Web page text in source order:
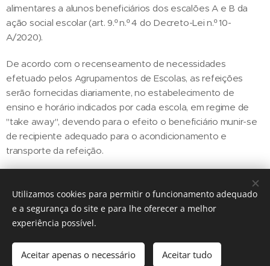
alimentares a alunos beneficiários dos escalões A e B da
ação social escolar (art. 9.º n.º 4 do Decreto-Lei n.º 10-
A/2020).
De acordo com o recenseamento de necessidades
efetuado pelos Agrupamentos de Escolas, as refeições
serão fornecidas diariamente, no estabelecimento de
ensino e horário indicados por cada escola, em regime de
"take away", devendo para o efeito o beneficiário munir-se
de recipiente adequado para o acondicionamento e
transporte da refeição.
Share
Utilizamos cookies para permitir o funcionamento adequado
e a segurança do site e para lhe oferecer a melhor
experiência possível.
Aceitar apenas o necessário Aceitar tudo